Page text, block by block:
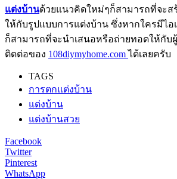
แต่งบ้านด้วยแนวคิดใหม่ๆก็สามารถที่จะส
ให้กับรูปแบบการแต่งบ้าน ซึ่งหากใครมีไอ
ก็สามารถที่จะนำเสนอหรือถ่ายทอดให้กับ
ติดต่อของ 108diymyhome.comได้เลยครับ
TAGS
การตกแต่งบ้าน
แต่งบ้าน
แต่งบ้านสวย
Facebook
Twitter
Pinterest
WhatsApp